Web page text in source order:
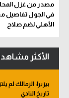
مصدر من غزل
في الجول تفاصيل
الأهلي لضم صلاح
الأكثر
بيزيرا: الزمالك
تاريخ النادي